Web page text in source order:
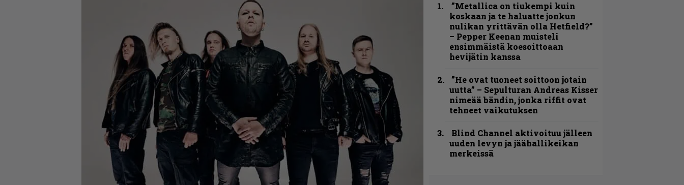
”Metallica on tiukempi kuin
koskaan ja te haluatte jonkun
nulikan yrittävän olla Hetfield?”
– Pepper Keenan muisteli
ensimmäistä koesoittoaan
hevijätin kanssa
”He ovat tuoneet soittoon jotain
uutta” – Sepulturan Andreas Kisser
nimeää bändin, jonka riffit ovat
tehneet vaikutuksen
Blind Channel aktivoituu jälleen
uuden levyn ja jäähallikeikan
merkeissä